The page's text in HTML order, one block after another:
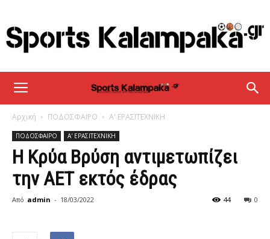
sportskalampaka
Αρχική ΠΟΔΟΣΦΑΙΡΟ Α' ΕΡΑΣΙΤΕΧΝΙΚΗ
ΠΟΔΟΣΦΑΙΡΟ Α' ΕΡΑΣΙΤΕΧΝΙΚΗ
Η Κρύα Βρύση αντιμετωπίζει
την ΑΕΤ εκτός έδρας
Από admin - 18/03/2022 0
44